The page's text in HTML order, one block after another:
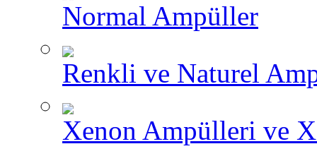
Normal Ampüller
Renkli ve Naturel
Xenon Ampülleri ve